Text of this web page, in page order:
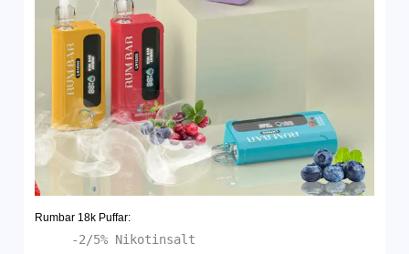
Rumbar 18k Puffar:
-2/5% Nikotinsalt